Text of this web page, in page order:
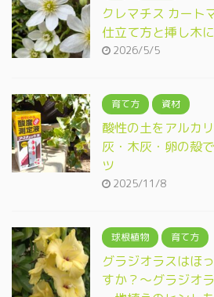
クレマチス カート
仕立て方と挿し木
2026/5/5
育て方 資材
酸性の土をアルカ
灰・木灰・卵の殻
ツ
2025/11/8
球根植物 育て方
グラジオラスはほ
すか？～グラジオ